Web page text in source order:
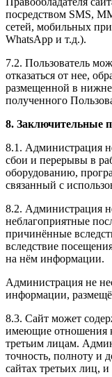
посредством SMS,
сетей, мобильных
WhatsApp и т.д.).
7.2. Пользователь
отказаться от нее,
размещенной в
полученного
8. Заключительные
8.1. Администрация
сбои и перерывы в
оборудованию,
связанный с
8.2. Администрация
неблагоприятные
причинённые
вследствие
на нём информации.
Администрация не
информации,
8.3. Сайт может
имеющие отношения
третьим лицам.
точность, полноту и
сайтах третьих лиц, и